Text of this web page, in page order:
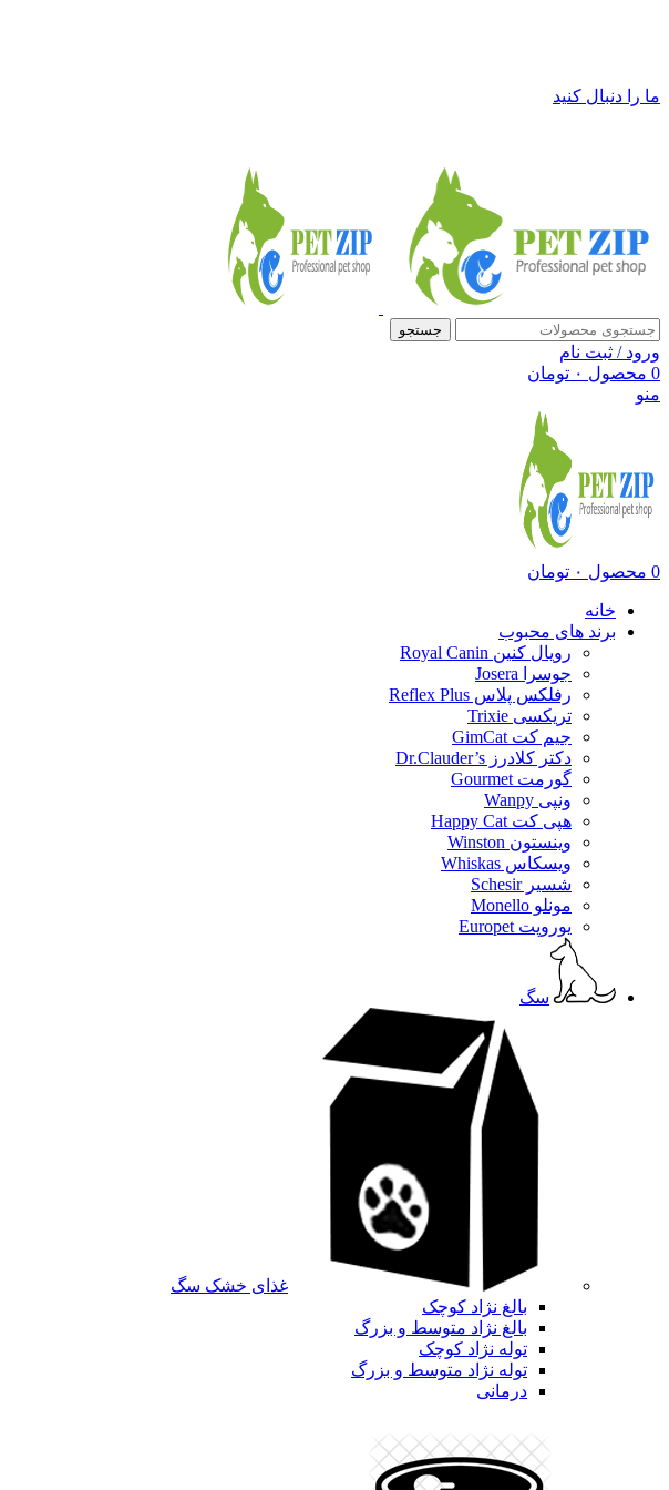
ما را دنبال کنید
جستجو
ورود / ثبت نام
0 محصول ۰ تومان
منو
0 محصول ۰ تومان
خانه
برند های محبوب
رویال کنین Royal Canin
جوسرا Josera
رفلکس پلاس Reflex Plus
تریکسی Trixie
جیم کت GimCat
دکتر کلادرز Dr.Clauder’s
گورمت Gourmet
ونپی Wanpy
هپی کت Happy Cat
وینستون Winston
ویسکاس Whiskas
شسیر Schesir
مونلو Monello
یوروپت Europet
سگ
غذای خشک سگ
بالغ نژاد کوچک
بالغ نژاد متوسط و بزرگ
توله نژاد کوچک
توله نژاد متوسط و بزرگ
درمانی